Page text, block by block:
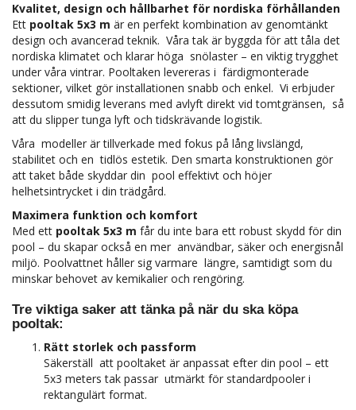
Kvalitet, design och hållbarhet för nordiska förhållanden
Ett pooltak 5x3 m är en perfekt kombination av genomtänkt
design och avancerad teknik. Våra tak är byggda för att tåla det
nordiska klimatet och klarar höga snölaster – en viktig trygghet
under våra vintrar. Pooltaken levereras i färdigmonterade
sektioner, vilket gör installationen snabb och enkel. Vi erbjuder
dessutom smidig leverans med avlyft direkt vid tomtgränsen, så
att du slipper tunga lyft och tidskrävande logistik.
Våra modeller är tillverkade med fokus på lång livslängd,
stabilitet och en tidlös estetik. Den smarta konstruktionen gör
att taket både skyddar din pool effektivt och höjer
helhetsintrycket i din trädgård.
Maximera funktion och komfort
Med ett pooltak 5x3 m får du inte bara ett robust skydd för din
pool – du skapar också en mer användbar, säker och energisnål
miljö. Poolvattnet håller sig varmare längre, samtidigt som du
minskar behovet av kemikalier och rengöring.
Tre viktiga saker att tänka på när du ska köpa
pooltak:
Rätt storlek och passform
Säkerställ att pooltaket är anpassat efter din pool – ett
5x3 meters tak passar utmärkt för standardpooler i
rektangulärt format.